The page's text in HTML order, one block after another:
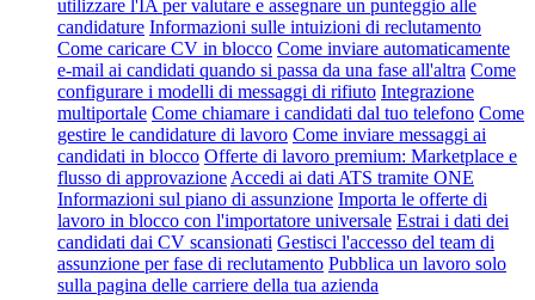
utilizzare l'IA per valutare e assegnare un punteggio alle
candidature Informazioni sulle intuizioni di reclutamento
Come caricare CV in blocco Come inviare automaticamente
e-mail ai candidati quando si passa da una fase all'altra Come
configurare i modelli di messaggi di rifiuto Integrazione
multiportale Come chiamare i candidati dal tuo telefono Come
gestire le candidature di lavoro Come inviare messaggi ai
candidati in blocco Offerte di lavoro premium: Marketplace e
flusso di approvazione Accedi ai dati ATS tramite ONE
Informazioni sul piano di assunzione Importa le offerte di
lavoro in blocco con l'importatore universale Estrai i dati dei
candidati dai CV scansionati Gestisci l'accesso del team di
assunzione per fase di reclutamento Pubblica un lavoro solo
sulla pagina delle carriere della tua azienda